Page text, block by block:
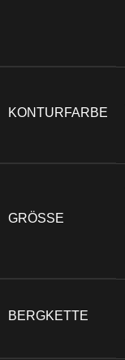
KONTURFARBE
GRÖSSE
BERGKETTE